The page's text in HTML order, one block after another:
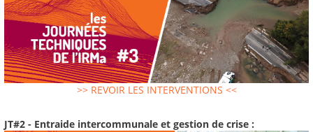
>> REVOIR LES INTERVENTIONS <<
JT#2 - Entraide intercommunale et gestion de crise :